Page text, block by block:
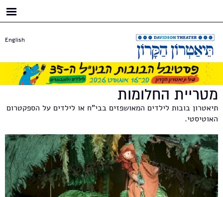
English
מטריית החלומות
תיאטרון בובות לילדים המאושפזים בבי"ח או לילדים על הספקטרום
האוטיסטי.